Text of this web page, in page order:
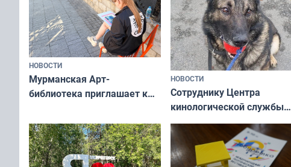
НОВОСТИ
Мурманская Арт-
библиотека приглашает к
и фотографов
НОВОСТИ
Сотруднику Центра
кинологической службы
ищут новый дом